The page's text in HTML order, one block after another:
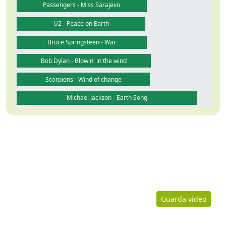
Guarda video
Passengers - Miss Sarajevo
U2 - Peace on Earth
Bruce Springsteen - War
Bob Dylan - Blowin' in the wind
Scorpions - Wind of change
Michael Jackson - Earth Song